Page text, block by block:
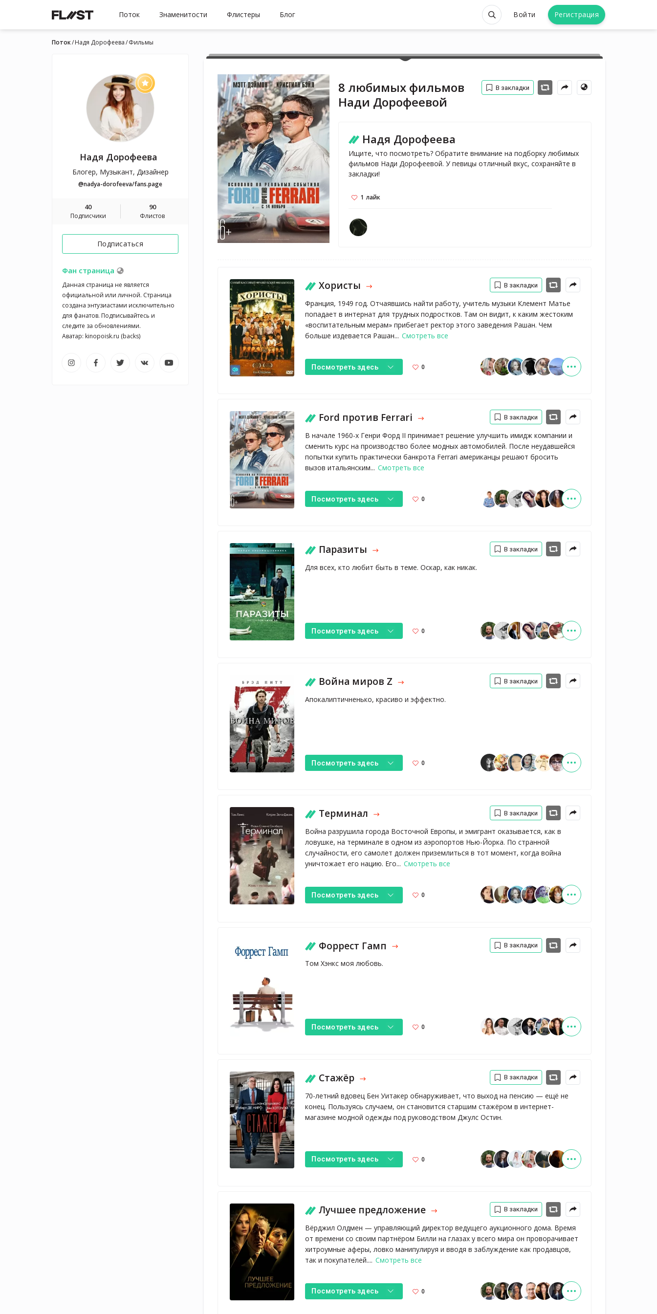
Поток Знаменитости Флистеры Блог Войти Регистрация
Поток Надя Дорофеева Фильмы
Надя Дорофеева
Блогер, Музыкант, Дизайнер
@nadya-dorofeeva/fans.page
40
Подписчики
90
Флистов
Подписаться
Фан страница
Данная страница не является
официальной или личной. Страница
создана энтузиастами исключительно
для фанатов. Подписывайтесь и
следите за обновлениями.
8 любимых фильмов
Нади Дорофеевой
Надя Дорофеева
Ищите, что посмотреть? Обратите внимание на подборку любимых
фильмов Нади Дорофеевой. У певицы отличный вкус, сохраняйте в
закладки!
1 лайк
В закладки
Хористы
Франция, 1949 год. Отчаявшись найти работу, учитель музыки Клемент Матье
попадает в интернат для трудных подростков. Там он видит, к каким жестоким
«воспитательным мерам» прибегает ректор этого заведения Рашан. Чем
больше издевается Рашан... Смотреть все
Посмотреть здесь 0
В закладки
Ford против Ferrari
В начале 1960-х Генри Форд II принимает решение улучшить имидж компании и
сменить курс на производство более модных автомобилей. После неудавшейся
попытки купить практически банкрота Ferrari американцы решают бросить
вызов итальянским... Смотреть все
Посмотреть здесь 0
В закладки
Паразиты
Для всех, кто любит быть в теме. Оскар, как никак.
Посмотреть здесь 0
В закладки
Война миров Z
Апокалиптичненько, красиво и эффектно.
Посмотреть здесь 0
В закладки
Терминал
Война разрушила города Восточной Европы, и эмигрант оказывается, как в
ловушке, на терминале в одном из аэропортов Нью-Йорка. По странной
случайности, его самолет должен приземлиться в тот момент, когда война
уничтожает его нацию. Его... Смотреть все
Посмотреть здесь 0
В закладки
Форрест Гамп
Том Хэнкс моя любовь.
Посмотреть здесь 0
В закладки
Стажёр
70-летний вдовец Бен Уитакер обнаруживает, что выход на пенсию — ещё не
конец. Пользуясь случаем, он становится старшим стажёром в интернет-
магазине модной одежды под руководством Джулс Остин.
Посмотреть здесь 0
В закладки
Лучшее предложение
Вёрджил Олдмен — управляющий директор ведущего аукционного дома. Время
от времени со своим партнёром Билли на глазах у всего мира он проворачивает
хитроумные аферы, ловко манипулируя и вводя в заблуждение как продавцов,
так и покупателей.... Смотреть все
Посмотреть здесь 0
В закладки